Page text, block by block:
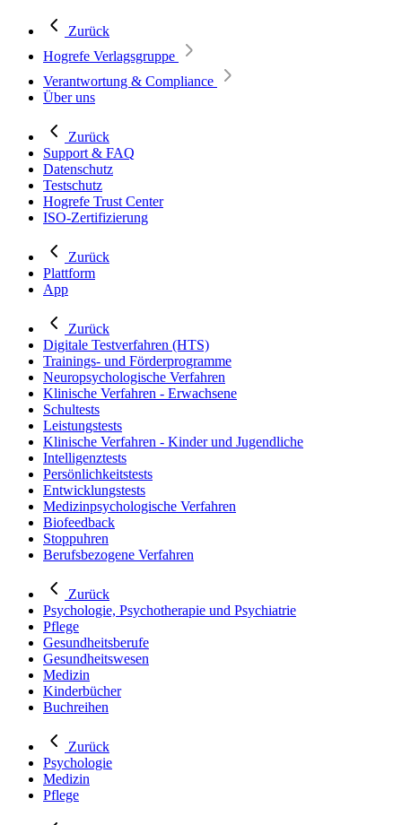
Zurück
Hogrefe Verlagsgruppe
Verantwortung & Compliance
Über uns
Zurück
Support & FAQ
Datenschutz
Testschutz
Hogrefe Trust Center
ISO-Zertifizierung
Zurück
Plattform
App
Zurück
Digitale Testverfahren (HTS)
Trainings- und Förderprogramme
Neuropsychologische Verfahren
Klinische Verfahren - Erwachsene
Schultests
Leistungstests
Klinische Verfahren - Kinder und Jugendliche
Intelligenztests
Persönlichkeitstests
Entwicklungstests
Medizinpsychologische Verfahren
Biofeedback
Stoppuhren
Berufsbezogene Verfahren
Zurück
Psychologie, Psychotherapie und Psychiatrie
Pflege
Gesundheitsberufe
Gesundheitswesen
Medizin
Kinderbücher
Buchreihen
Zurück
Psychologie
Medizin
Pflege